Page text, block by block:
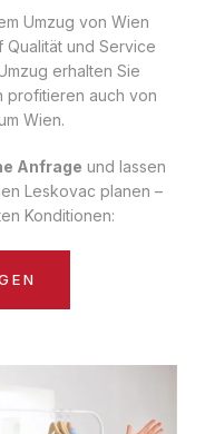
Umzug von Wien
und Service
erhalten Sie
profitieren auch von
Wien.
Anfrage und lassen
Leskovac planen –
Konditionen: